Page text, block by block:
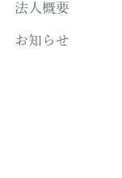
法人概要
お知らせ